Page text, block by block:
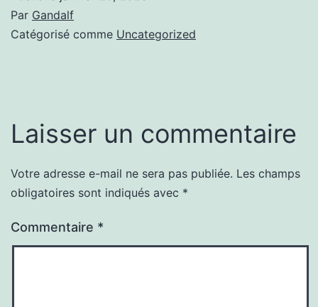
Par Gandalf
Catégorisé comme Uncategorized
Laisser un commentaire
Votre adresse e-mail ne sera pas publiée. Les champs
obligatoires sont indiqués avec *
Commentaire *